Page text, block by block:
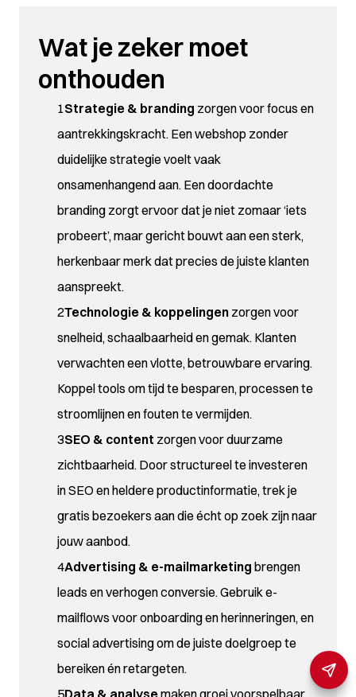
Wat je zeker moet
onthouden
Strategie & branding zorgen voor focus en
aantrekkingskracht. Een webshop zonder
duidelijke strategie voelt vaak
onsamenhangend aan. Een doordachte
branding zorgt ervoor dat je niet zomaar ‘iets
probeert’, maar gericht bouwt aan een sterk,
herkenbaar merk dat precies de juiste klanten
aanspreekt.
Technologie & koppelingen zorgen voor
snelheid, schaalbaarheid en gemak. Klanten
verwachten een vlotte, betrouwbare ervaring.
Koppel tools om tijd te besparen, processen te
stroomlijnen en fouten te vermijden.
SEO & content zorgen voor duurzame
zichtbaarheid. Door structureel te investeren
in SEO en heldere productinformatie, trek je
gratis bezoekers aan die écht op zoek zijn naar
jouw aanbod.
Advertising & e-mailmarketing brengen
leads en verhogen conversie. Gebruik e-
mailflows voor onboarding en herinneringen, en
social advertising om de juiste doelgroep te
bereiken én retargeten.